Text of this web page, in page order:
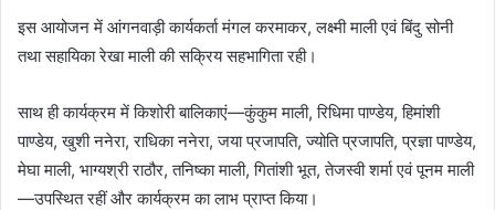
इस आयोजन में आंगनवाड़ी कार्यकर्ता मंगल करमाकर, लक्ष्मी माली एवं बिंदु सोनी
तथा सहायिका रेखा माली की सक्रिय सहभागिता रही।
साथ ही कार्यक्रम में किशोरी बालिकाएं—कुंकुम माली, रिधिमा पाण्डेय, हिमांशी
पाण्डेय, खुशी ननेरा, राधिका ननेरा, जया प्रजापति, ज्योति प्रजापति, प्रज्ञा पाण्डेय,
मेघा माली, भाग्यश्री राठौर, तनिष्का माली, गितांशी भूत, तेजस्वी शर्मा एवं पूनम माली
—उपस्थित रहीं और कार्यक्रम का लाभ प्राप्त किया।